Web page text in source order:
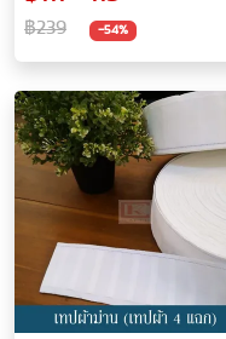
฿239 -54%